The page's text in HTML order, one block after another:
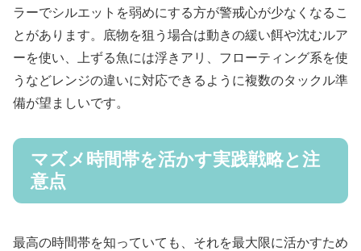
ラーでシルエットを弱めにする方が警戒心が少なくなるこ
とがあります。底物を狙う場合は動きの緩い餌や沈むルア
ーを使い、上ずる魚には浮きアリ、フローティング系を使
うなどレンジの違いに対応できるように複数のタックル準
備が望ましいです。
マズメ時間帯を活かす実践戦略と注
意点
最高の時間帯を知っていても、それを最大限に活かすため